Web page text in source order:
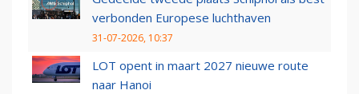
verbonden Europese luchthaven
31-07-2026, 10:37
LOT opent in maart 2027 nieuwe route
naar Hanoi